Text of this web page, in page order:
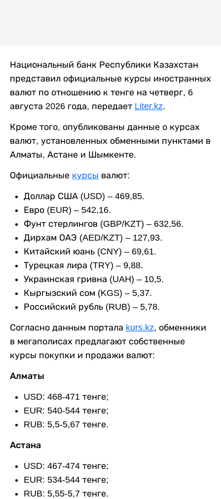
Национальный банк Республики Казахстан
представил официальные курсы иностранных
валют по отношению к тенге на четверг, 6
августа 2026 года, передает Liter.kz.
Кроме того, опубликованы данные о курсах
валют, установленных обменными пунктами в
Алматы, Астане и Шымкенте.
Официальные курсы валют:
Доллар США (USD) – 469,85.
Евро (EUR) – 542,16.
Фунт стерлингов (GBP/KZT) – 632,56.
Дирхам ОАЭ (AED/KZT) – 127,93.
Китайский юань (CNY) – 69,61.
Турецкая лира (TRY) – 9,88.
Украинская гривна (UAH) – 10,5.
Кыргызский сом (KGS) – 5,37.
Российский рубль (RUB) – 5,78.
Согласно данным портала kurs.kz, обменники
в мегаполисах предлагают собственные
курсы покупки и продажи валют:
Алматы
USD: 468-471 тенге;
EUR: 540-544 тенге;
RUB: 5,5-5,67 тенге.
Астана
USD: 467-474 тенге;
EUR: 534-544 тенге;
RUB: 5,55-5,7 тенге.